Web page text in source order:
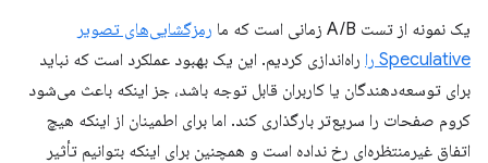
یک نمونه از تست A/B زمانی است که ما
رمزگشایی‌های تصویر
Speculative را
راه‌اندازی کردیم. این یک بهبود عملکرد است که نباید
برای توسعه‌دهندگان یا کاربران قابل توجه باشد، جز اینکه باعث می‌شود
کروم صفحات را سریع‌تر بارگذاری کند. اما برای اطمینان از اینکه هیچ
اتفاق غیرمنتظره‌ای رخ نداده است و همچنین برای اینکه بتوانیم تأثیر